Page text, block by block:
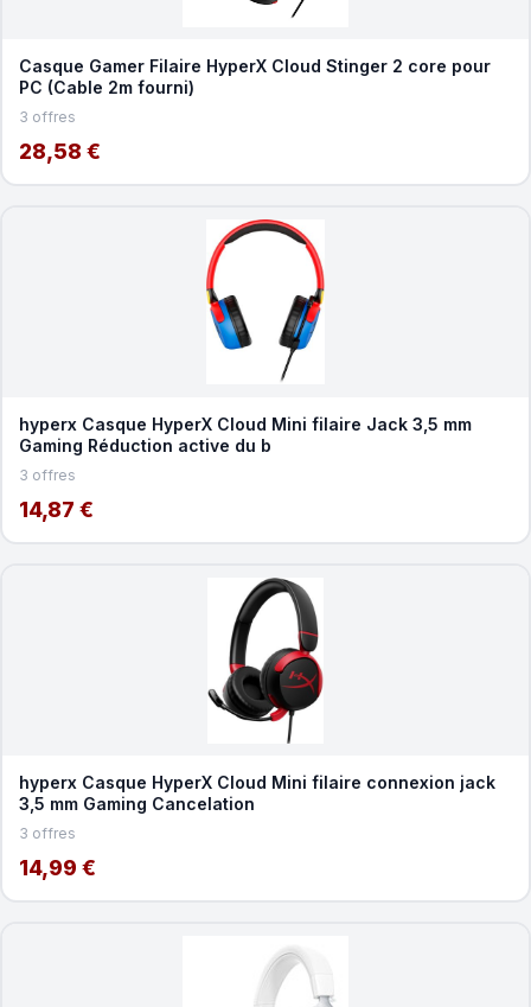
Casque Gamer Filaire HyperX Cloud Stinger 2 core pour
PC (Cable 2m fourni)
3 offres
28,58 €
hyperx Casque HyperX Cloud Mini filaire Jack 3,5 mm
Gaming Réduction active du b
3 offres
14,87 €
hyperx Casque HyperX Cloud Mini filaire connexion jack
3,5 mm Gaming Cancelation
3 offres
14,99 €